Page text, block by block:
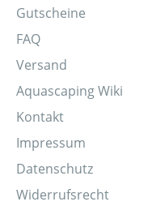
Gutscheine
FAQ
Versand
Aquascaping Wiki
Kontakt
Impressum
Datenschutz
Widerrufsrecht